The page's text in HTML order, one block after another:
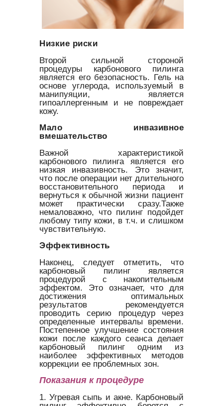
Низкие риски
Второй сильной стороной
процедуры карбонового пилинга
является его безопасность. Гель на
основе углерода, используемый в
манипуяции, является
гипоаллергенным и не повреждает
кожу.
Мало инвазивное
вмешательство
Важной характеристикой
карбонового пилинга является его
низкая инвазивность. Это значит,
что после операции нет длительного
восстановительного периода и
вернуться к обычной жизни пациент
может практически сразу.Также
немаловажно, что пилинг подойдет
любому типу кожи, в т.ч. и слишком
чувствительную.
Эффективность
Наконец, следует отметить, что
карбоновый пилинг является
процедурой с накопительным
эффектом. Это означает, что для
достижения оптимальных
результатов рекомендуется
проводить серию процедур через
определенные интервалы времени.
Постепенное улучшение состояния
кожи после каждого сеанса делает
карбоновый пилинг одним из
наиболее эффективных методов
коррекции ее проблемных зон.
Показания к процедуре
1. Угревая сыпь и акне. Карбоновый